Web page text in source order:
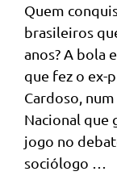
Quem
brasileiros
anos? A bola
que fez o ex-
Cardoso,
Nacional que
jogo no
sociólogo …